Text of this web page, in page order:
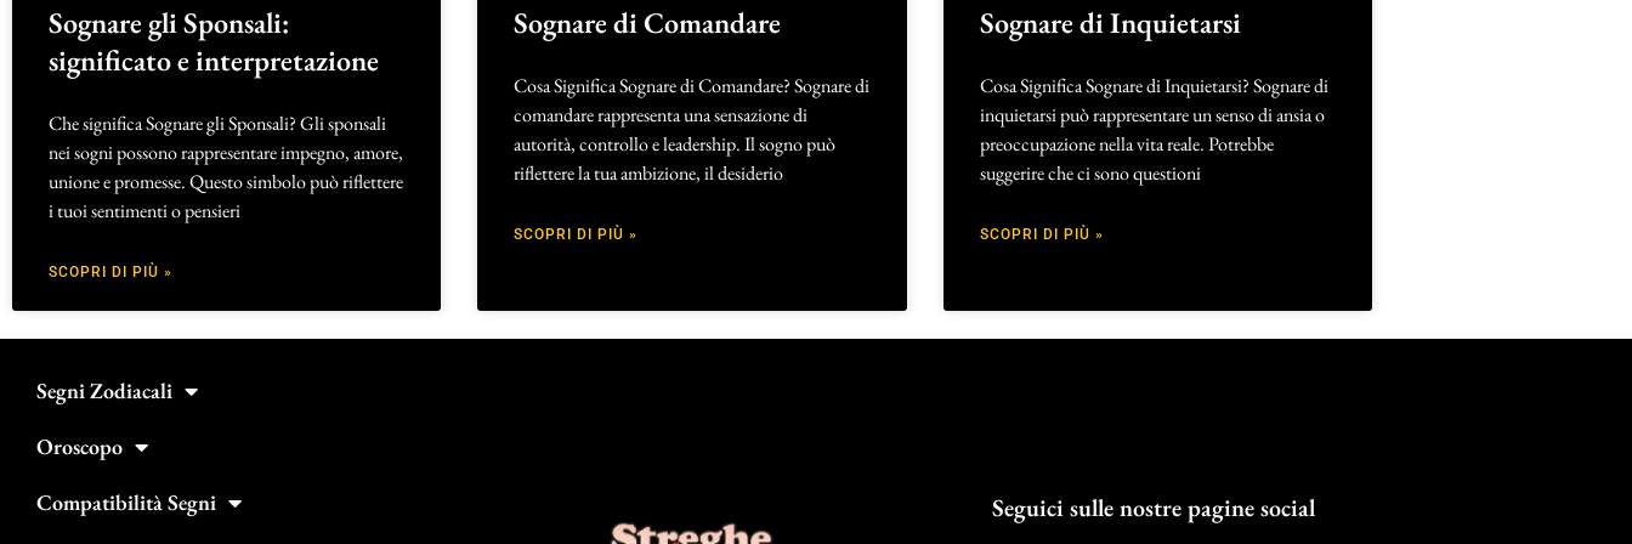
Sognare gli Sponsali:
significato e interpretazione
Che significa Sognare gli Sponsali? Gli sponsali
nei sogni possono rappresentare impegno, amore,
unione e promesse. Questo simbolo può riflettere
i tuoi sentimenti o pensieri
SCOPRI DI PIÙ »
Sognare di Comandare
Cosa Significa Sognare di Comandare? Sognare di
comandare rappresenta una sensazione di
autorità, controllo e leadership. Il sogno può
riflettere la tua ambizione, il desiderio
SCOPRI DI PIÙ »
Sognare di Inquietarsi
Cosa Significa Sognare di Inquietarsi? Sognare di
inquietarsi può rappresentare un senso di ansia o
preoccupazione nella vita reale. Potrebbe
suggerire che ci sono questioni
SCOPRI DI PIÙ »
Segni Zodiacali
Oroscopo
Compatibilità Segni
Seguici sulle nostre pagine social